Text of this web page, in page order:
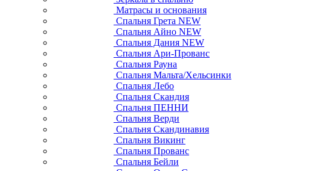
Матрасы и основания
Спальня Грета NEW
Спальня Айно NEW
Спальня Дания NEW
Спальня Ари-Прованс
Спальня Рауна
Спальня Мальта/Хельсинки
Спальня Лебо
Спальня Скандия
Спальня ПЕННИ
Спальня Верди
Спальня Скандинавия
Спальня Викинг
Спальня Прованс
Спальня Бейли